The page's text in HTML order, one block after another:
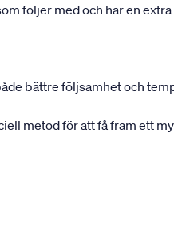
följer med och har en
bättre följsamhet och
metod för att få fram ett